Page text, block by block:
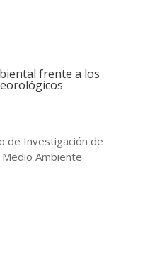
frente a los
de Investigación de
Ambiente